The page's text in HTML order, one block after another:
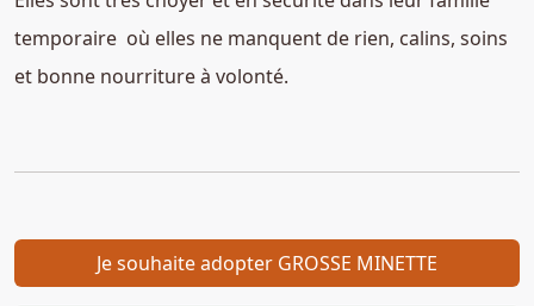
temporaire où elles ne manquent de rien, calins, soins
et bonne nourriture à volonté.
Je souhaite adopter GROSSE MINETTE